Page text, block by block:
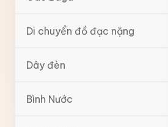
Di chuyển đồ đạc nặng
Dây đèn
Bình Nước